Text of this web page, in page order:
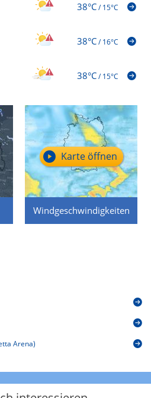
38°C/15°C
38°C/16°C
38°C/15°C
Windgeschwindigkeiten
Karte öffnen
Arena)